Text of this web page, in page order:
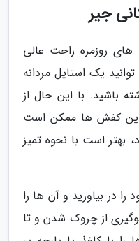
جیر
روزمره راحت عالی
یک استایل مردانه
باشید. با این حال از
این کفش ها ممکن است
است با نحوه تمیز
در بیاورید و آن ها را
از چروک شدن و تا